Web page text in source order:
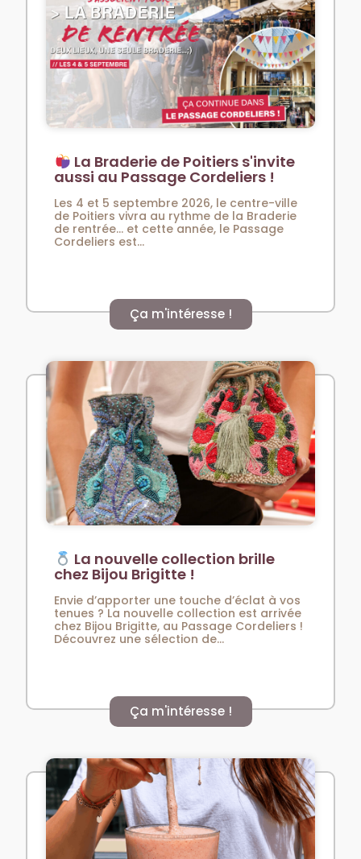
La Braderie de Poitiers s'invite
aussi au Passage Cordeliers !
Les 4 et 5 septembre 2026, le centre-ville
de Poitiers vivra au rythme de la Braderie
de rentrée… et cette année, le Passage
Cordeliers est...
Ça m'intéresse !
La nouvelle collection brille
chez Bijou Brigitte !
Envie d’apporter une touche d’éclat à vos
tenues ? La nouvelle collection est arrivée
chez Bijou Brigitte, au Passage Cordeliers !
Découvrez une sélection de...
Ça m'intéresse !